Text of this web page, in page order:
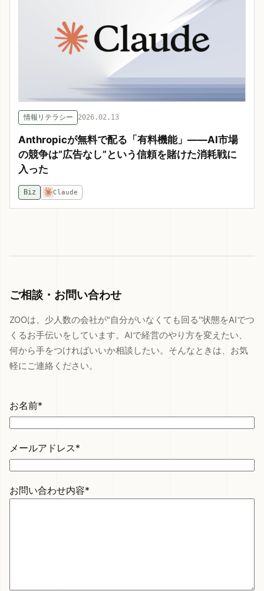
情報リテラシー 2026.02.13
Anthropicが無料で配る「有料機能」——AI市場
の競争は”広告なし”という信頼を賭けた消耗戦に
入った
Biz Claude
ご相談・お問い合わせ
ZOOは、少人数の会社が"自分がいなくても回る"状態をAIでつ
くるお手伝いをしています。AIで経営のやり方を変えたい、
何から手をつければいいか相談したい。そんなときは、お気
軽にご連絡ください。
お名前*
メールアドレス*
お問い合わせ内容*